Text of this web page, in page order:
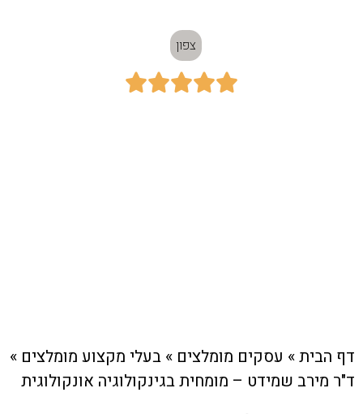
צפון





דף הבית» עסקים מומלצים » בעלי מקצוע מומלצים »
ד"ר מירב שמידט – מומחית בגינקולוגיה אונקולוגית